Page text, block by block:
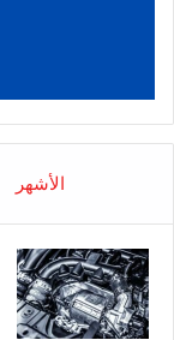
الأشهر